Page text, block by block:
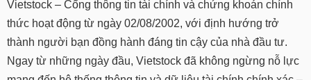
Vietstock – Cổng thông tin tài chính và chứng khoán chính
thức hoạt động từ ngày 02/08/2002, với định hướng trở
thành người bạn đồng hành đáng tin cậy của nhà đầu tư.
Ngay từ những ngày đầu, Vietstock đã không ngừng nỗ lực